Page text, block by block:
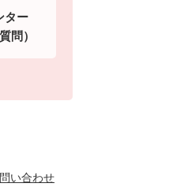
ター
問）
い合わせ